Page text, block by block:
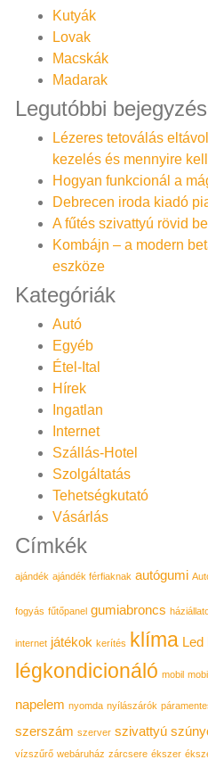
Kutyák
Lovak
Macskák
Madarak
Legutóbbi
Lézeres tetoválás
kezelés és mennyire
Hogyan funkcionál a
Debrecen iroda kiadó
A fűtés szivattyú rövid
Kombájn – a modern
eszköze
Kategóriák
Autó
Egyéb
Étel-Ital
Hírek
Ingatlan
Internet
Szállás-Hotel
Szolgáltatás
Tehetségkutató
Vásárlás
Címkék
ajándék ajándék férfiaknak autógumi
fogyás fűtőpanel gumiabroncs
internet játékok kerítés klíma
légkondicionáló mobil
napelem nyomda nyílászárók
szerszám szerver szivattyú
vízszűrő webáruház zárcsere ékszer